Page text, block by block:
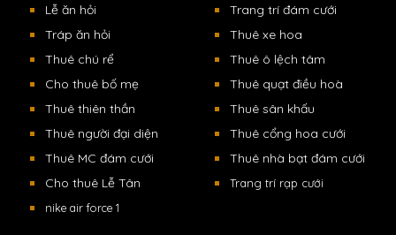
Lễ ăn hỏi
Tráp ăn hỏi
Thuê chú rể
Cho thuê bố mẹ
Thuê thiên thần
Thuê người đại diện
Thuê MC đám cưới
Cho thuê Lễ Tân
nike air force 1
Trang trí đám cưới
Thuê xe hoa
Thuê ô lệch tâm
Thuê quạt điều hoà
Thuê sân khấu
Thuê cổng hoa cưới
Thuê nhà bạt đám cưới
Trang trí rạp cưới